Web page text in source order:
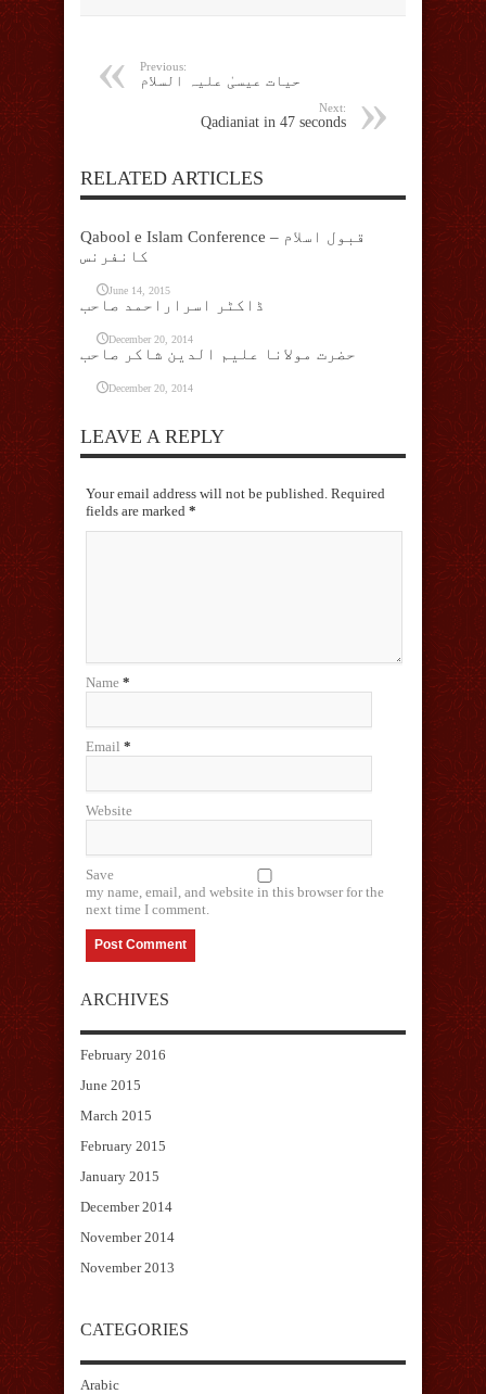
Previous:
حیات عیسیٰ علیہ السلام
Next:
Qadianiat in 47 seconds
RELATED ARTICLES
Qabool e Islam Conference – قبول اسلام
کانفرنس
June 14, 2015
ڈاکٹر اسراراحمد صاحب
December 20, 2014
حضرت مولانا علیم الدین شاکر صاحب
December 20, 2014
LEAVE A REPLY
Your email address will not be published. Required
fields are marked *
Name *
Email *
Website
Save
my name, email, and website in this browser for the
next time I comment.
ARCHIVES
February 2016
June 2015
March 2015
February 2015
January 2015
December 2014
November 2014
November 2013
CATEGORIES
Arabic